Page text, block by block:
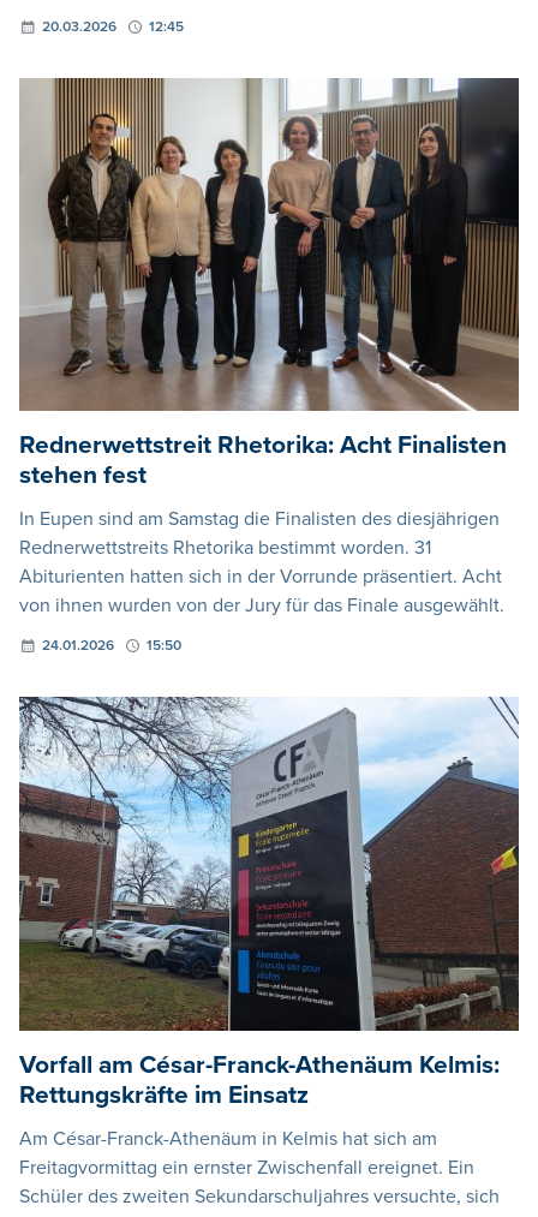
20.03.2026 12:45
Rednerwettstreit Rhetorika: Acht Finalisten
stehen fest
In Eupen sind am Samstag die Finalisten des diesjährigen
Rednerwettstreits Rhetorika bestimmt worden. 31
Abiturienten hatten sich in der Vorrunde präsentiert. Acht
von ihnen wurden von der Jury für das Finale ausgewählt.
24.01.2026 15:50
Vorfall am César-Franck-Athenäum Kelmis:
Rettungskräfte im Einsatz
Am César-Franck-Athenäum in Kelmis hat sich am
Freitagvormittag ein ernster Zwischenfall ereignet. Ein
Schüler des zweiten Sekundarschuljahres versuchte, sich